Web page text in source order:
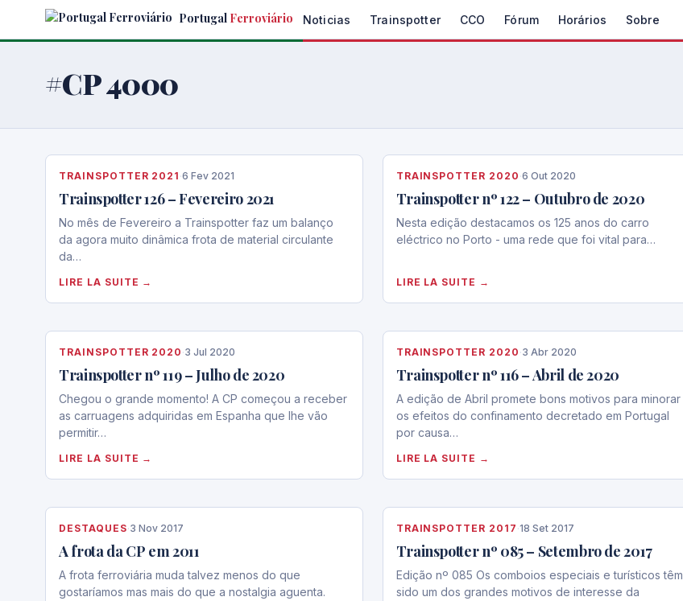
Portugal Ferroviário Noticias Trainspotter CCO Fórum Horários Sobre
#CP 4000
TRAINSPOTTER 2021 ·6 Fev 2021
Trainspotter 126 – Fevereiro 2021
No mês de Fevereiro a Trainspotter faz um balanço
da agora muito dinâmica frota de material circulante
da…
LIRE LA SUITE →
TRAINSPOTTER 2020 ·6 Out 2020
Trainspotter nº 122 – Outubro de 2020
Nesta edição destacamos os 125 anos do carro
eléctrico no Porto - uma rede que foi vital para…
LIRE LA SUITE →
TRAINSPOTTER 2020 ·3 Jul 2020
Trainspotter nº 119 – Julho de 2020
Chegou o grande momento! A CP começou a receber
as carruagens adquiridas em Espanha que lhe vão
permitir…
LIRE LA SUITE →
TRAINSPOTTER 2020 ·3 Abr 2020
Trainspotter nº 116 – Abril de 2020
A edição de Abril promete bons motivos para minorar
os efeitos do confinamento decretado em Portugal
por causa…
LIRE LA SUITE →
DESTAQUES·3 Nov 2017
A frota da CP em 2011
A frota ferroviária muda talvez menos do que
gostaríamos mas mais do que a nostalgia aguenta.
TRAINSPOTTER 2017 ·18 Set 2017
Trainspotter nº 085 – Setembro de 2017
Edição nº 085 Os comboios especiais e turísticos têm
sido um dos grandes motivos de interesse da